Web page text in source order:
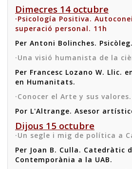
Dimecres 14 octubre
·Psicología Positiva.
superació personal. 11h
Per Antoni Bolinches.
·Una visió humanista de la
Per Francesc Lozano W. Llic.
en Humanitats.
·Conocer el Arte y sus
Por L'Altrange. Asesor
Dijous 15 octubre
·Un segle i mig de política a
Per Joan B. Culla. Catedràtic
Contemporània a la UAB.